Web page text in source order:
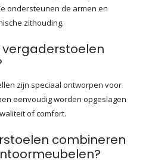
ondersteunen de armen en
zithouding.
zijn speciaal ontworpen voor
eenvoudig worden opgeslagen
of comfort.
combineren